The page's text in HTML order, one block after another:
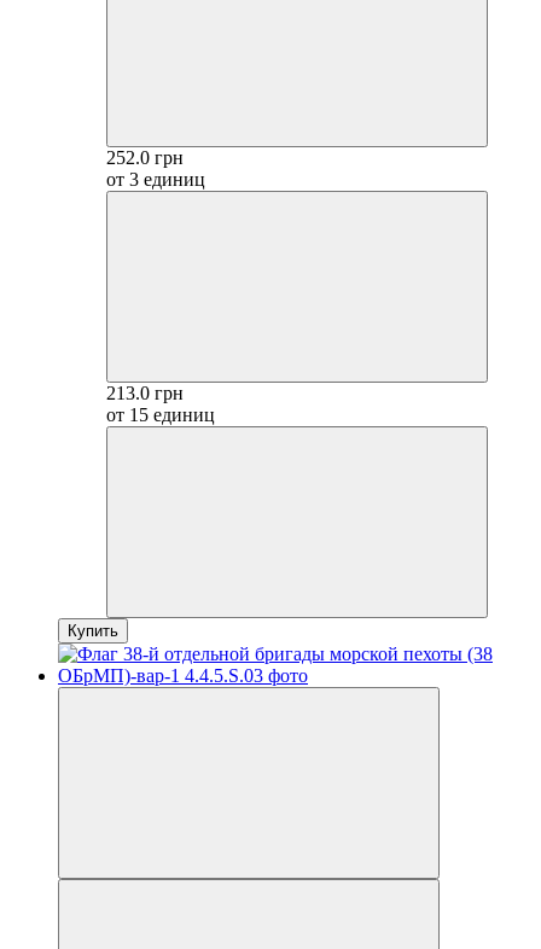
252.0 грн
от 3 единиц
213.0 грн
от 15 единиц
Купить